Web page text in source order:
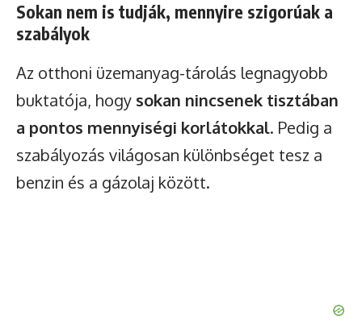
Sokan nem is tudják, mennyire szigorúak a
szabályok
Az otthoni üzemanyag-tárolás legnagyobb
buktatója, hogy sokan nincsenek tisztában
a pontos mennyiségi korlátokkal. Pedig a
szabályozás világosan különbséget tesz a
benzin és a gázolaj között.